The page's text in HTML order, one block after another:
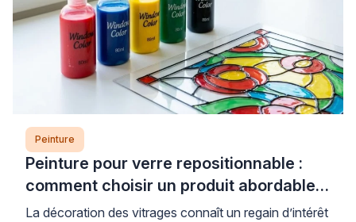
Peinture
Peinture pour verre repositionnable :
comment choisir un produit abordable
et de qualité
La décoration des vitrages connaît un regain d’intérêt